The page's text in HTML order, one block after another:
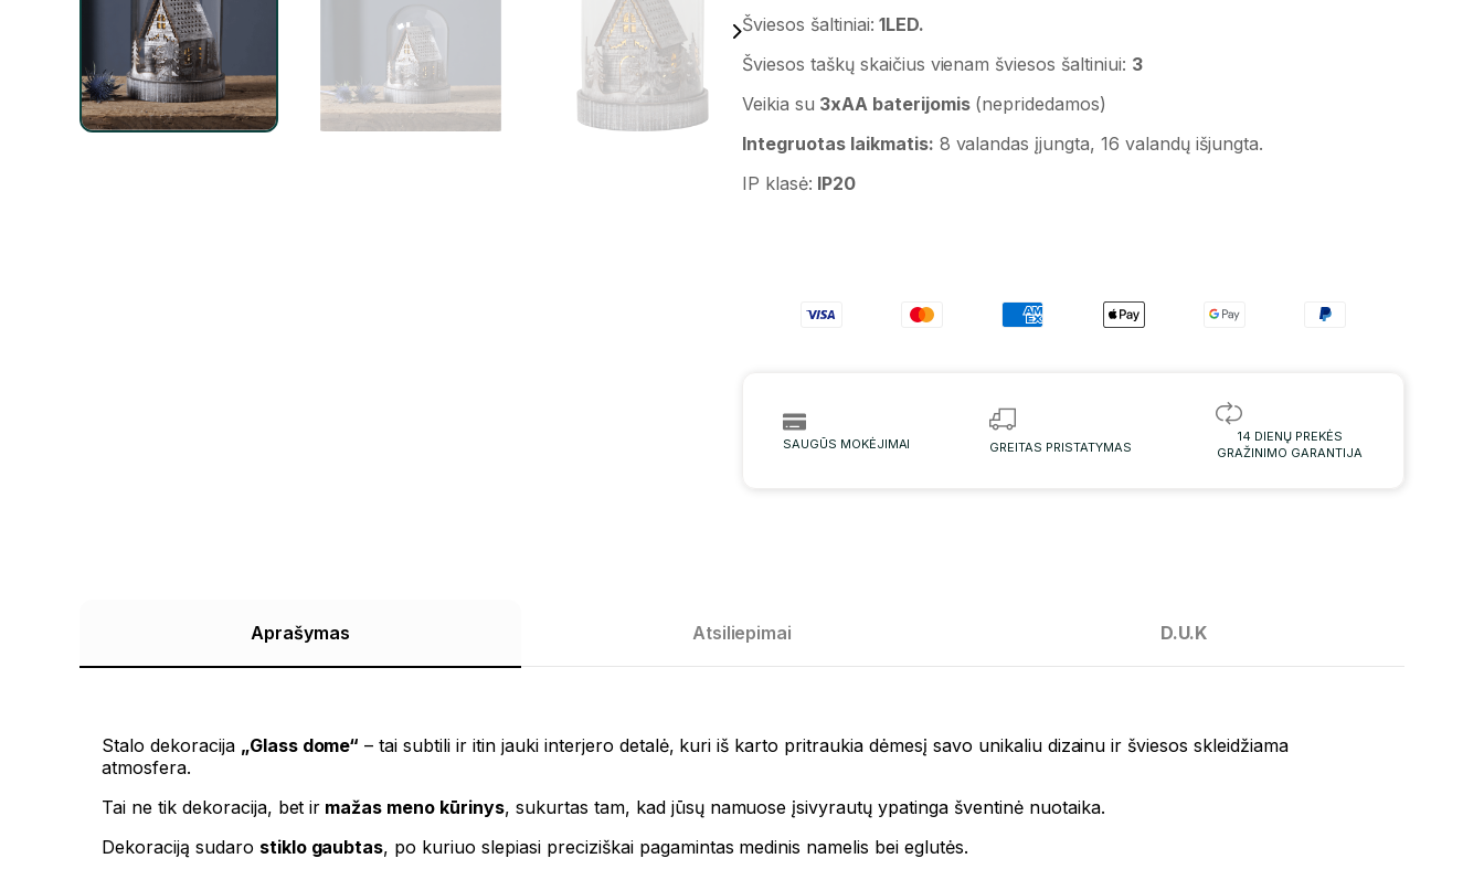
Šviesos šaltiniai: 1LED.
Šviesos taškų skaičius vienam šviesos šaltiniui: 3
Veikia su 3xAA baterijomis(nepridedamos)
Integruotas laikmatis: 8 valandas įjungta, 16 valandų išjungta.
IP klasė: IP20
SAUGŪS MOKĖJIMAI GREITAS PRISTATYMAS
14 DIENŲ PREKĖS
GRAŽINIMO GARANTIJA
Aprašymas Atsiliepimai D.U.K
Stalo dekoracija „Glass dome“ – tai subtili ir itin jauki interjero detalė, kuri iš karto pritraukia dėmesį savo unikaliu dizainu ir šviesos skleidžiama
atmosfera.
Tai ne tik dekoracija, bet ir mažas meno kūrinys, sukurtas tam, kad jūsų namuose įsivyrautų ypatinga šventinė nuotaika.
Dekoraciją sudaro stiklo gaubtas, po kuriuo slepiasi preciziškai pagamintas medinis namelis bei eglutės.